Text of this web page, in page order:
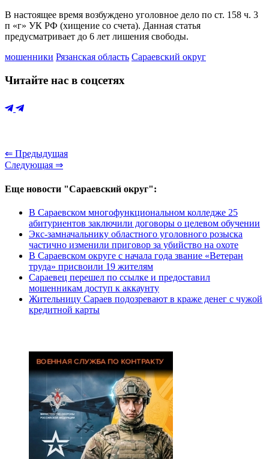
В настоящее время возбуждено уголовное дело по ст. 158 ч. 3
п «г» УК РФ (хищение со счета). Данная статья
предусматривает до 6 лет лишения свободы.
мошенники Рязанская область Сараевский округ
Читайте нас в соцсетях
⇐ Предыдущая
Следующая ⇒
Еще новости "Сараевский округ":
В Сараевском многофункциональном колледже 25
абитуриентов заключили договоры о целевом обучении
Экс-замначальнику областного уголовного розыска
частично изменили приговор за убийство на охоте
В Сараевском округе с начала года звание «Ветеран
труда» присвоили 19 жителям
Сараевец перешел по ссылке и предоставил
мошенникам доступ к аккаунту
Жительницу Сараев подозревают в краже денег с чужой
кредитной карты